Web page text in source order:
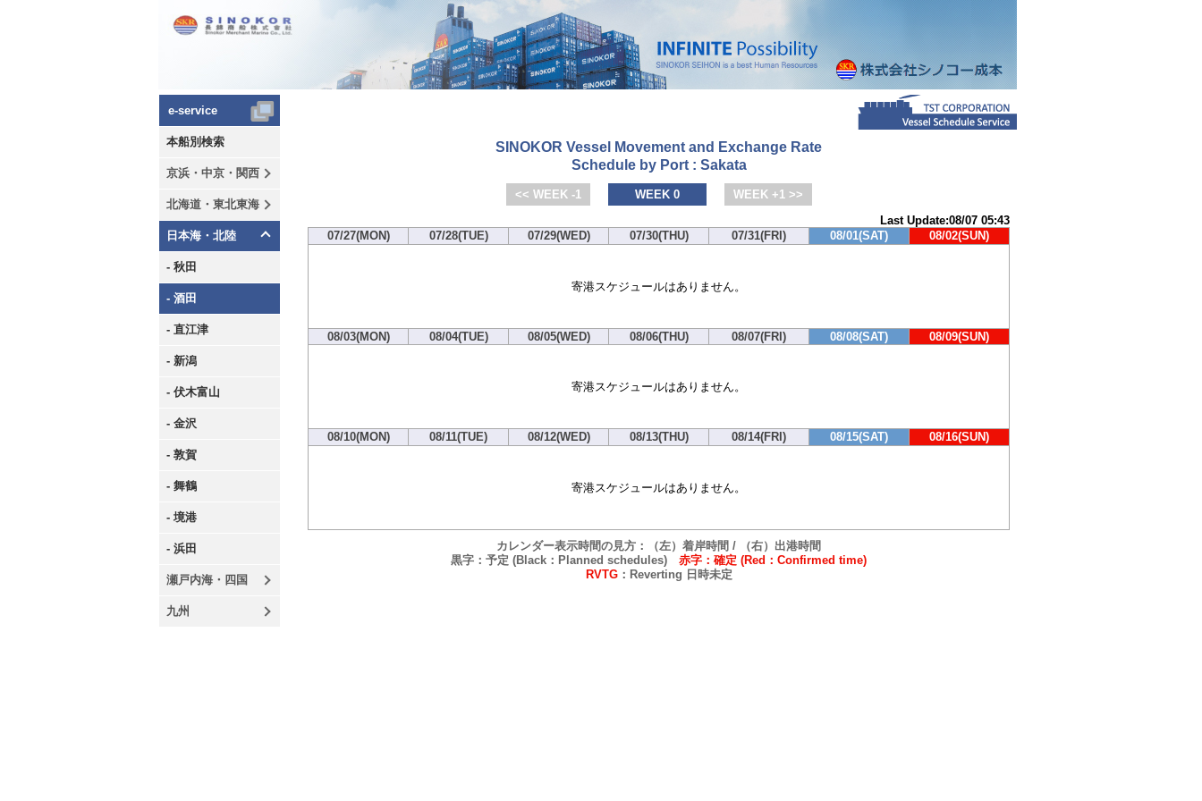
e-service
本船別検索
京浜・中京・関西
北海道・東北東海
日本海・北陸
- 秋田
- 酒田
- 直江津
- 新潟
- 伏木富山
- 金沢
- 敦賀
- 舞鶴
- 境港
- 浜田
瀬戸内海・四国
九州
SINOKOR Vessel Movement and Exchange Rate
Schedule by Port : Sakata
<< WEEK -1 WEEK 0
WEEK +1 >>
Last Update:08/07 05:43
07/27(MON)
07/28(TUE) 07/29(WED) 07/30(THU) 07/31(FRI) 08/01(SAT) 08/02(SUN)
寄港スケジュールはありません。
08/03(MON) 08/04(TUE) 08/05(WED) 08/06(THU) 08/07(FRI) 08/08(SAT) 08/09(SUN)
寄港スケジュールはありません。
08/10(MON) 08/11(TUE) 08/12(WED) 08/13(THU) 08/14(FRI) 08/15(SAT) 08/16(SUN)
寄港スケジュールはありません。
カレンダー表示時間の見方：（左）着岸時間 / （右）出港時間
黒字：予定 (Black：Planned schedules) 赤字：確定 (Red：Confirmed time)
RVTG：Reverting 日時未定